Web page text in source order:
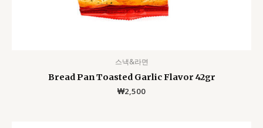
스낵&라면
Bread Pan Toasted Garlic Flavor 42gr
₩2,500